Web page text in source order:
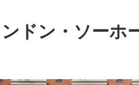
ドン・ソーホ